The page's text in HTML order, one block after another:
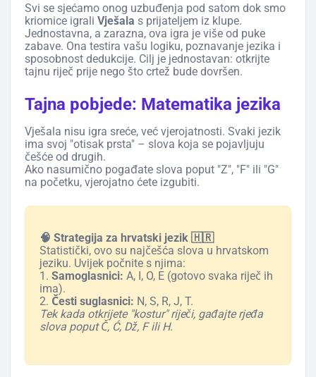
Svi se sjećamo onog uzbuđenja pod satom dok smo
kriomice igrali Vješala s prijateljem iz klupe.
Jednostavna, a zarazna, ova igra je više od puke
zabave. Ona testira vašu logiku, poznavanje jezika i
sposobnost dedukcije. Cilj je jednostavan: otkrijte
tajnu riječ prije nego što crtež bude dovršen.
Tajna pobjede: Matematika jezika
Vješala nisu igra sreće, već vjerojatnosti. Svaki jezik
ima svoj "otisak prsta" – slova koja se pojavljuju
češće od drugih.
Ako nasumično pogađate slova poput "Z", "F" ili "G"
na početku, vjerojatno ćete izgubiti.
🧠 Strategija za hrvatski jezik 🇭🇷
Statistički, ovo su najčešća slova u hrvatskom
jeziku. Uvijek počnite s njima:
1. Samoglasnici: A, I, O, E (gotovo svaka riječ ih
ima).
2. Česti suglasnici: N, S, R, J, T.
Tek kada otkrijete "kostur" riječi, gađajte rjeđa
slova poput Č, Ć, Dž, F ili H.